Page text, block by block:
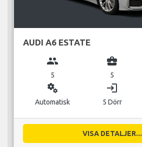
AUDI A6 ESTATE
group
5
business_center
5
miscellaneous_services
Automatisk
login
5 Dörr
VISA DETALJER...